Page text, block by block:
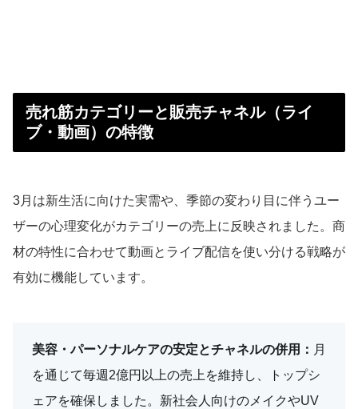
売れ筋カテゴリーと販売チャネル（ライ
ブ・動画）の特徴
3月は新生活に向けた実需や、季節の変わり目に伴うユー
ザーの心理変化がカテゴリーの売上に反映されました。商
材の特性に合わせて動画とライブ配信を使い分ける戦略が
有効に機能しています。
美容・パーソナルケアの安定とチャネルの併用： 月
を通じて毎週2億円以上の売上を維持し、トップシ
ェアを確保しました。新社会人向けのメイクやUV